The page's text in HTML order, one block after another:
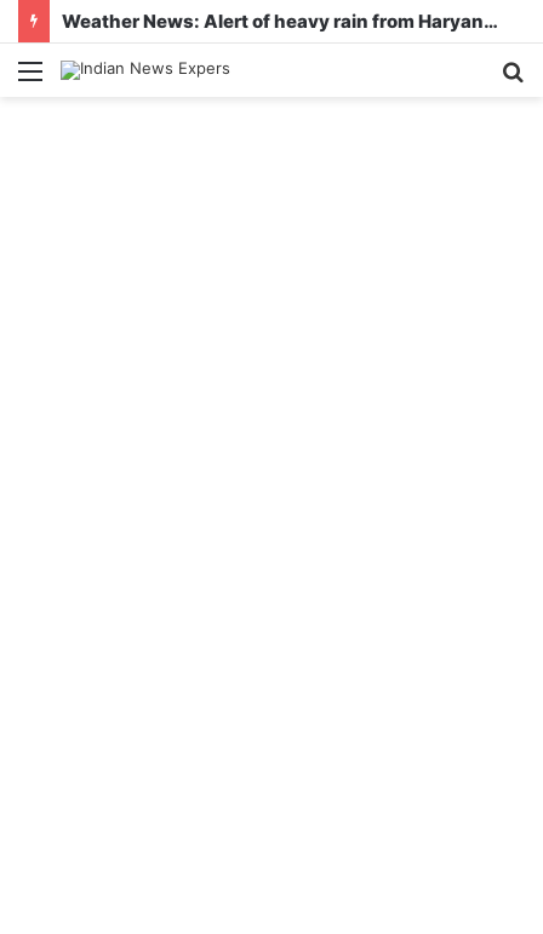
Weather News: Alert of heavy rain from Haryana-Gujarat to Odisha, monsoon is active in many states
Menu